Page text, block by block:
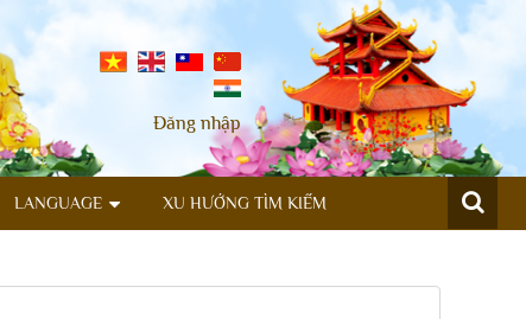
Đăng nhập
LANGUAGE XU HƯỚNG TÌM KIẾM